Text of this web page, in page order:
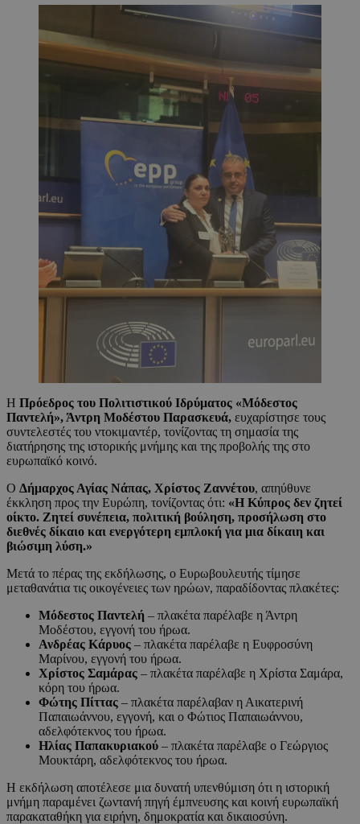
Η Πρόεδρος του Πολιτιστικού Ιδρύματος «Μόδεστος
Παντελή», Άντρη Μοδέστου Παρασκευά, ευχαρίστησε τους
συντελεστές του ντοκιμαντέρ, τονίζοντας τη σημασία της
διατήρησης της ιστορικής μνήμης και της προβολής της στο
ευρωπαϊκό κοινό.
Ο Δήμαρχος Αγίας Νάπας, Χρίστος Ζαννέτου, απηύθυνε
έκκληση προς την Ευρώπη, τονίζοντας ότι: «Η Κύπρος δεν ζητεί
οίκτο. Ζητεί συνέπεια, πολιτική βούληση, προσήλωση στο
διεθνές δίκαιο και ενεργότερη εμπλοκή για μια δίκαιη και
βιώσιμη λύση.»
Μετά το πέρας της εκδήλωσης, ο Ευρωβουλευτής τίμησε
μεταθανάτια τις οικογένειες των ηρώων, παραδίδοντας πλακέτες:
Μόδεστος Παντελή – πλακέτα παρέλαβε η Άντρη
Μοδέστου, εγγονή του ήρωα.
Ανδρέας Κάρυος – πλακέτα παρέλαβε η Ευφροσύνη
Μαρίνου, εγγονή του ήρωα.
Χρίστος Σαμάρας – πλακέτα παρέλαβε η Χρίστα Σαμάρα,
κόρη του ήρωα.
Φώτης Πίττας – πλακέτα παρέλαβαν η Αικατερινή
Παπαιωάννου, εγγονή, και ο Φώτιος Παπαιωάννου,
αδελφότεκνος του ήρωα.
Ηλίας Παπακυριακού – πλακέτα παρέλαβε ο Γεώργιος
Μουκτάρη, αδελφότεκνος του ήρωα.
Η εκδήλωση αποτέλεσε μια δυνατή υπενθύμιση ότι η ιστορική
μνήμη παραμένει ζωντανή πηγή έμπνευσης και κοινή ευρωπαϊκή
παρακαταθήκη για ειρήνη, δημοκρατία και δικαιοσύνη.